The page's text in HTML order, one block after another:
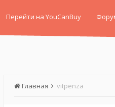
Перейти на YouCanBuy
Главная vitpenza